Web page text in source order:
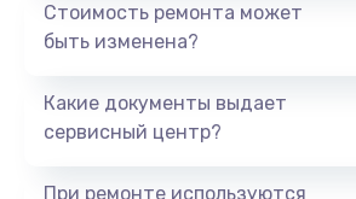
Стоимость ремонта может
быть изменена?
Какие документы выдает
сервисный центр?
При ремонте используются